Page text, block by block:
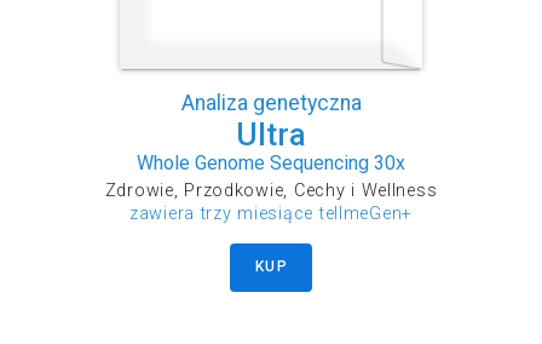
Analiza genetyczna
Ultra
Whole Genome Sequencing 30x
Zdrowie, Przodkowie, Cechy i Wellness
zawiera trzy miesiące tellmeGen+
KUP